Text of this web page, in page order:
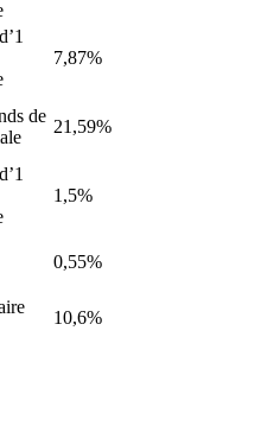
7,87%
de
21,59%
1,5%
0,55%
10,6%